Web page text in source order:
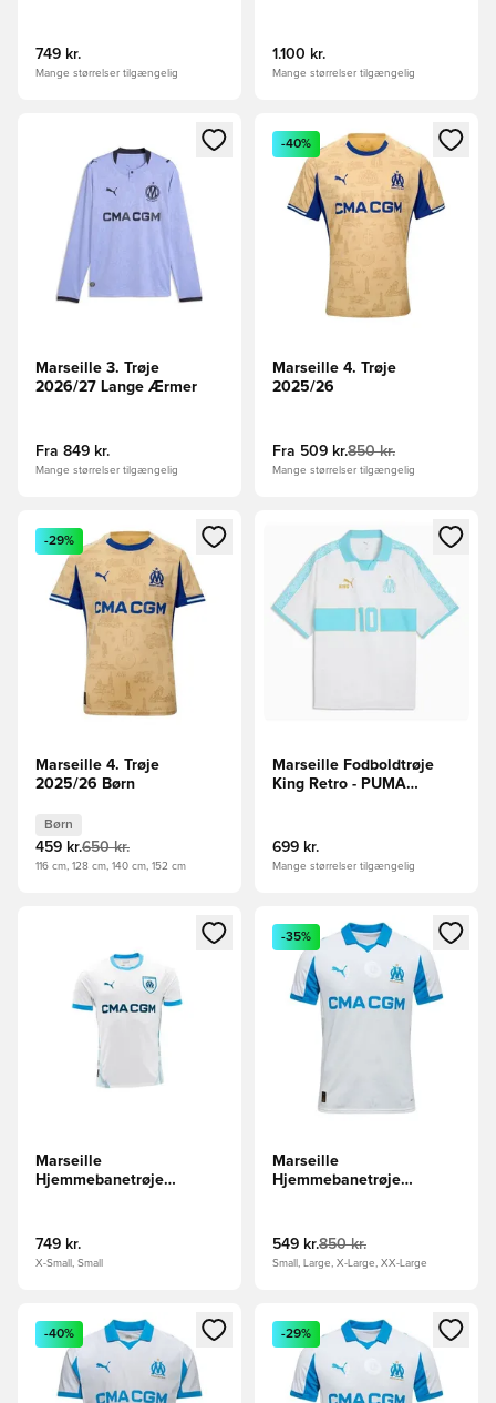
749 kr.
Mange størrelser tilgængelig
1.100 kr.
Mange størrelser tilgængelig
Åbner en Modal til at logge ind eller tilmelde dig som
Marseille 3. Trøje
2026/27 Lange Ærmer
Fra 849 kr.
Mange størrelser tilgængelig
Åbner en Modal til at logge
-40%
Marseille 4. Trøje
2025/26
Fra 509 kr.850 kr.
Mange størrelser tilgængelig
Åbner en Modal til at logge ind eller tilmelde dig som
-29%
Marseille 4. Trøje
2025/26 Børn
Børn
459 kr.650 kr.
116 cm, 128 cm, 140 cm, 152 cm
Åbner en Modal til at logge
Marseille Fodboldtrøje
King Retro - PUMA
699 kr.
Mange størrelser tilgængelig
Åbner en Modal til at logge ind eller tilmelde dig som
Marseille
Hjemmebanetrøje
749 kr.
X-Small, Small
Åbner en Modal til at logge
-35%
Marseille
Hjemmebanetrøje
549 kr.850 kr.
Small, Large, X-Large, XX-Large
Åbner en Modal til at logge ind eller tilmelde dig som
-40%
Åbner en Modal til at logge
-29%